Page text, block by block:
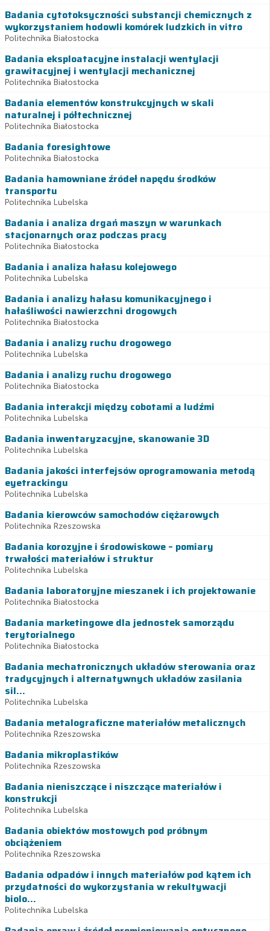
Badania cytotoksyczności substancji chemicznych z
wykorzystaniem hodowli komórek ludzkich in vitro
Politechnika Białostocka
Badania eksploatacyjne instalacji wentylacji
grawitacyjnej i wentylacji mechanicznej
Politechnika Białostocka
Badania elementów konstrukcyjnych w skali
naturalnej i półtechnicznej
Politechnika Białostocka
Badania foresightowe
Politechnika Białostocka
Badania hamowniane źródeł napędu środków
transportu
Politechnika Lubelska
Badania i analiza drgań maszyn w warunkach
stacjonarnych oraz podczas pracy
Politechnika Białostocka
Badania i analiza hałasu kolejowego
Politechnika Lubelska
Badania i analizy hałasu komunikacyjnego i
hałaśliwości nawierzchni drogowych
Politechnika Białostocka
Badania i analizy ruchu drogowego
Politechnika Lubelska
Badania i analizy ruchu drogowego
Politechnika Białostocka
Badania interakcji między cobotami a ludźmi
Politechnika Lubelska
Badania inwentaryzacyjne, skanowanie 3D
Politechnika Lubelska
Badania jakości interfejsów oprogramowania metodą
eyetrackingu
Politechnika Lubelska
Badania kierowców samochodów ciężarowych
Politechnika Rzeszowska
Badania korozyjne i środowiskowe – pomiary
trwałości materiałów i struktur
Politechnika Lubelska
Badania laboratoryjne mieszanek i ich projektowanie
Politechnika Białostocka
Badania marketingowe dla jednostek samorządu
terytorialnego
Politechnika Białostocka
Badania mechatronicznych układów sterowania oraz
tradycyjnych i alternatywnych układów zasilania
sil...
Politechnika Lubelska
Badania metalograficzne materiałów metalicznych
Politechnika Rzeszowska
Badania mikroplastików
Politechnika Rzeszowska
Badania nieniszczące i niszczące materiałów i
konstrukcji
Politechnika Lubelska
Badania obiektów mostowych pod próbnym
obciążeniem
Politechnika Rzeszowska
Badania odpadów i innych materiałów pod kątem ich
przydatności do wykorzystania w rekultywacji
biolo...
Politechnika Lubelska